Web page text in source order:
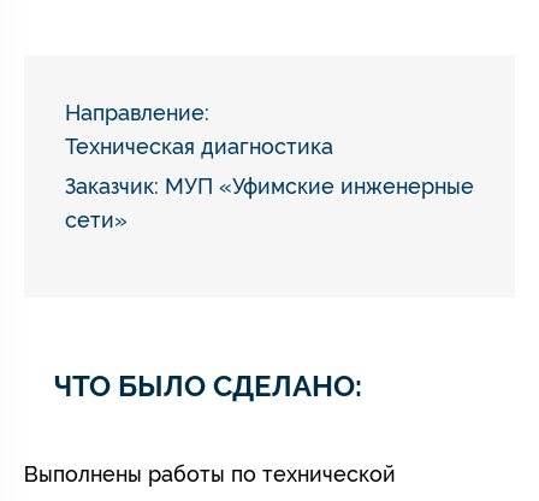
Направление:
Техническая диагностика
Заказчик: МУП «Уфимские инженерные
сети»
ЧТО БЫЛО СДЕЛАНО:
Выполнены работы по технической